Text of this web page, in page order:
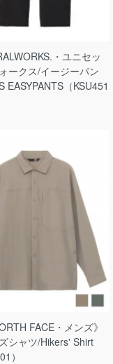
・ユニセッ
ークス/イージーパン
EASYPANTS（KSU451
FACE・メンズ》
シャツ/Hikers' Shirt
）